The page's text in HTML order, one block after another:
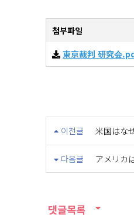
첨부파일
東京裁判 研究会
이전글
米国はな
다음글
アメリカ
댓글목록